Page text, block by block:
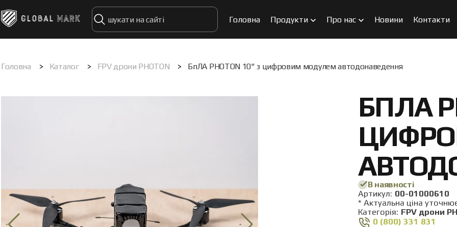
Головна Продукти Про нас Новини Контакти
Головна > Каталог > FPV дрони PHOTON > БпЛА PHOTON 10" з цифровим модулем автодонаведення
БПЛА
В наявності
Aртикул: 00-01000610
* Актуальна ціна
Категорія: FPV дрони
0 (800) 331 831